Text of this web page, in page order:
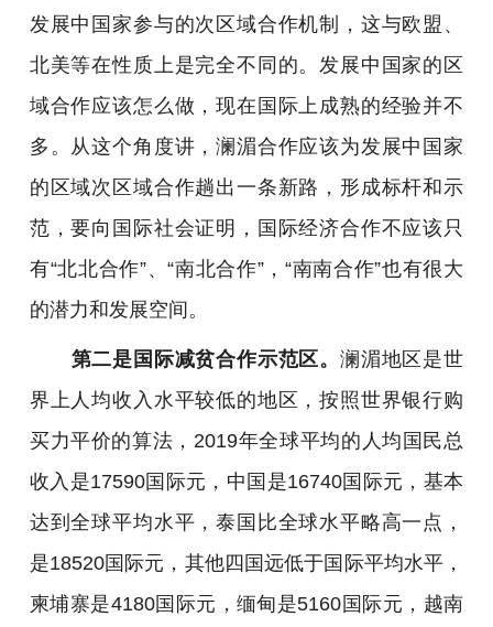
发展中国家参与的次区域合作机制，这与欧盟、
北美等在性质上是完全不同的。发展中国家的区
域合作应该怎么做，现在国际上成熟的经验并不
多。从这个角度讲，澜湄合作应该为发展中国家
的区域次区域合作趟出一条新路，形成标杆和示
范，要向国际社会证明，国际经济合作不应该只
有“北北合作”、“南北合作”，“南南合作”也有很大
的潜力和发展空间。
第二是国际减贫合作示范区。澜湄地区是世
界上人均收入水平较低的地区，按照世界银行购
买力平价的算法，2019年全球平均的人均国民总
收入是17590国际元，中国是16740国际元，基本
达到全球平均水平，泰国比全球水平略高一点，
是18520国际元，其他四国远低于国际平均水平，
柬埔寨是4180国际元，缅甸是5160国际元，越南